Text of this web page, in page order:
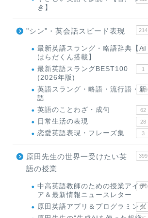
き】
"シン"・英会話スピード表現 214
最新英語スラング・略語辞典【AI
はらだくん搭載】
1
最新英語スラングBEST100
(2026年版)
1
英語スラング・略語・流行語・新
語
119
英語のことわざ・成句 62
日常生活の表現 28
恋愛英語表現・フレーズ集 3
原田先生の世界一受けたい英
語の授業
399
中高英語教師のための授業アイデ
ア＆最新情報ニュースレター
170
原田英語アプリ＆プログラミング
31